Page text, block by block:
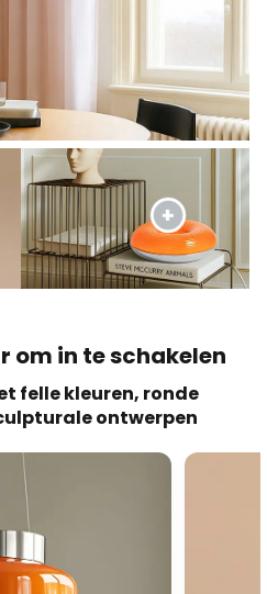
om in te schakelen
felle kleuren, ronde
ontwerpen